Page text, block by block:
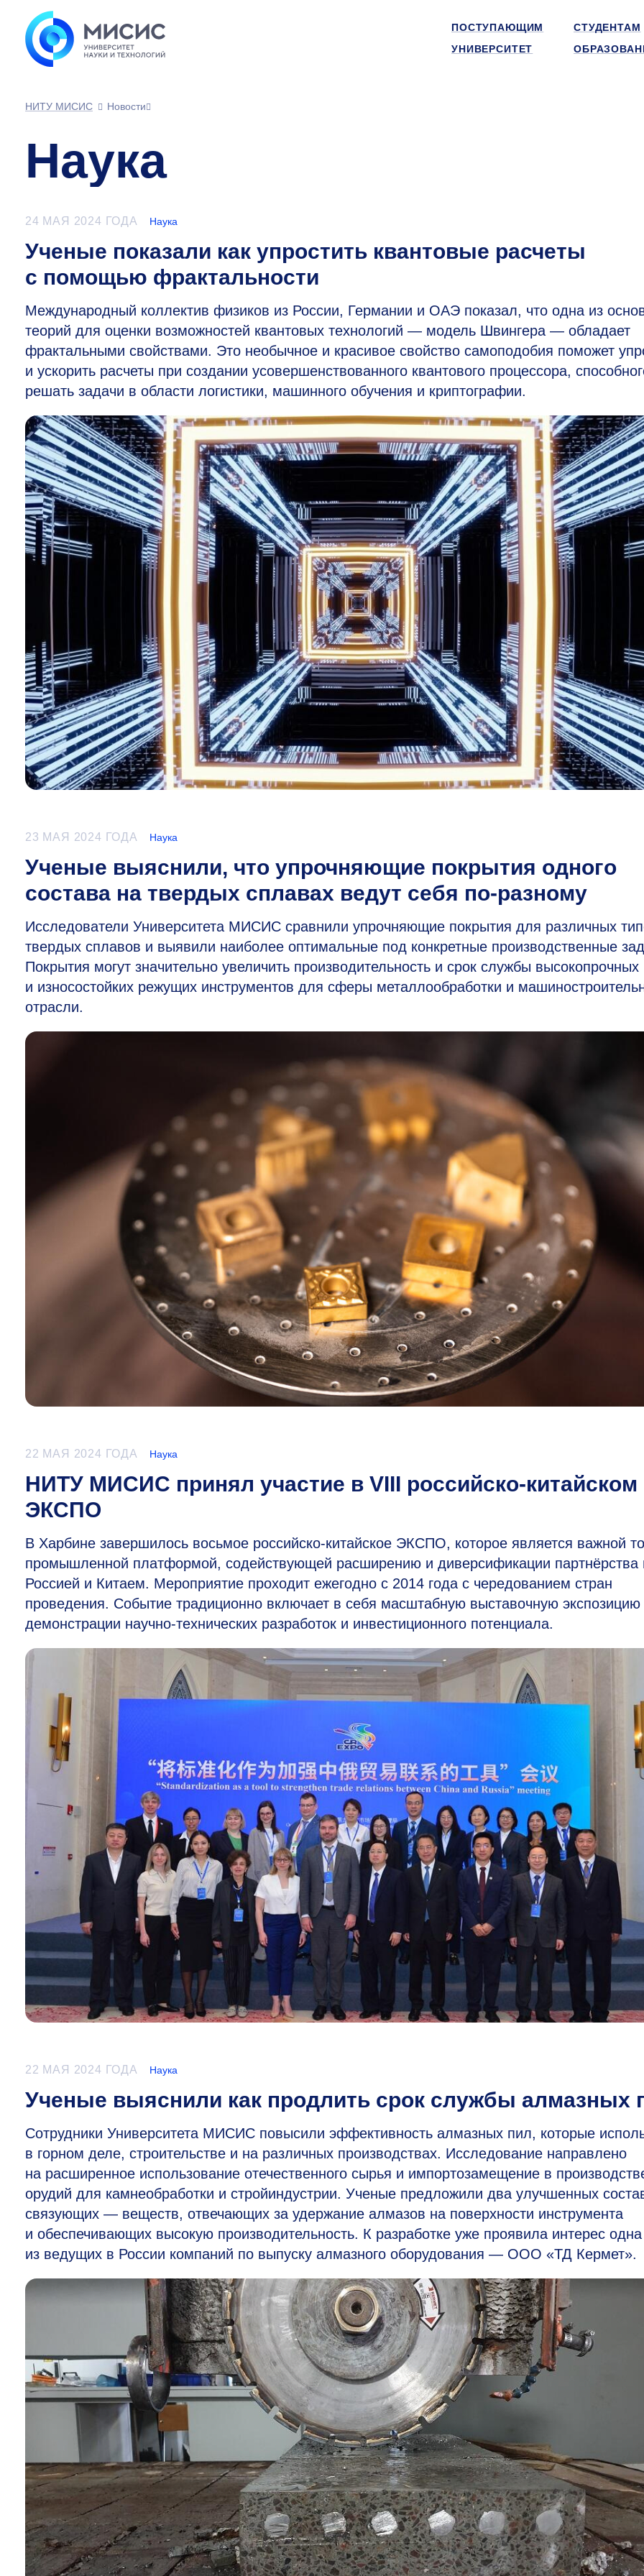
ПОСТУПАЮЩИМ
СТУДЕНТАМ
УНИВЕРСИТЕТ
НИТУ МИСИС Новости
Наука
24 МАЯ 2024 ГОДА Наука
Ученые показали как упростить квантовые расчеты
с помощью фрактальности
Международный коллектив физиков из России, Германии и ОАЭ показал, что одна из
теорий для оценки возможностей квантовых технологий — модель Швингера — обладает
фрактальными свойствами. Это необычное и красивое свойство самоподобия поможет
и ускорить расчеты при создании усовершенствованного квантового процессора,
решать задачи в области логистики, машинного обучения и криптографии.
23 МАЯ 2024 ГОДА Наука
Ученые выяснили, что упрочняющие покрытия одного
состава на твердых сплавах ведут себя по-разному
Исследователи Университета МИСИС сравнили упрочняющие покрытия для различных
твердых сплавов и выявили наиболее оптимальные под конкретные производственные
Покрытия могут значительно увеличить производительность и срок службы высокопрочных
и износостойких режущих инструментов для сферы металлообработки и
отрасли.
22 МАЯ 2024 ГОДА Наука
НИТУ МИСИС принял участие в VIII российско-китайском
ЭКСПО
В Харбине завершилось восьмое российско-китайское ЭКСПО, которое является важной
промышленной платформой, содействующей расширению и диверсификации партнёрства
Россией и Китаем. Мероприятие проходит ежегодно с 2014 года с чередованием стран
проведения. Событие традиционно включает в себя масштабную выставочную
демонстрации научно-технических разработок и инвестиционного потенциала.
22 МАЯ 2024 ГОДА Наука
Ученые выяснили как продлить срок службы алмазных
Сотрудники Университета МИСИС повысили эффективность алмазных пил, которые
в горном деле, строительстве и на различных производствах. Исследование направлено
на расширенное использование отечественного сырья и импортозамещение в
орудий для камнеобработки и стройиндустрии. Ученые предложили два улучшенных
связующих — веществ, отвечающих за удержание алмазов на поверхности инструмента
и обеспечивающих высокую производительность. К разработке уже проявила интерес одна
из ведущих в России компаний по выпуску алмазного оборудования — ООО «ТД Кермет».